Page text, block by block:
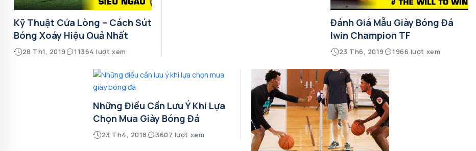
Kỹ Thuật Cứa Lòng – Cách Sút
Bóng Xoáy Hiệu Quả Nhất
28 Th1, 2019 11364 lượt xem
Đánh Giá Mẫu Giày Bóng Đá
Iwin Champion TF
23 Th6, 2019 1966 lượt xem
Những Điều Cần Lưu Ý Khi Lựa
Chọn Mua Giày Bóng Đá
23 Th4, 2018 3607 lượt xem